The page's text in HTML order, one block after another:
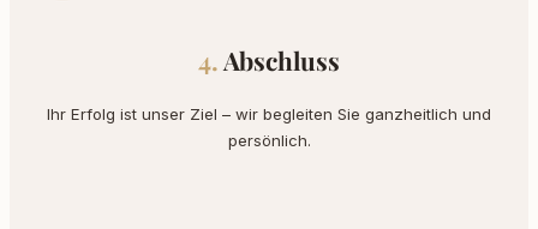
Abschluss
Ihr Erfolg ist unser Ziel – wir begleiten Sie ganzheitlich und
persönlich.